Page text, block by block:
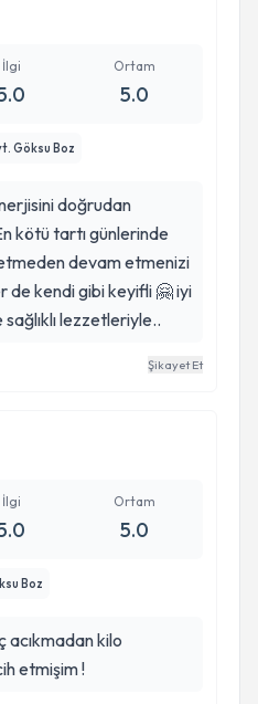
İlgi Ortam
5.0
Göksu Boz
doğrudan
kötü tartı günlerinde
devam etmenizi
de kendi gibi keyifli 🤗 iyi
lezzetleriyle..
Şikayet Et
İlgi Ortam
5.0
Boz
acıkmadan kilo
etmişim !